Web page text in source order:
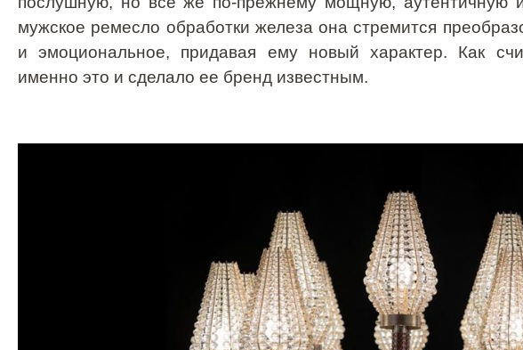
мужское ремесло обработки железа она стремится
и эмоциональное, придавая ему новый характер. Как
именно это и сделало ее бренд известным.